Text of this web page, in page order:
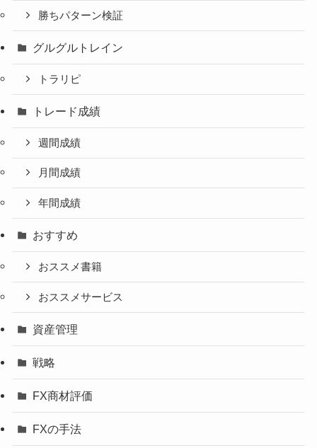
勝ちパターン検証
グルグルトレイン
トラリピ
トレード成績
週間成績
月間成績
年間成績
おすすめ
おススメ書籍
おススメサービス
資産管理
戦略
FX商材評価
FXの手法